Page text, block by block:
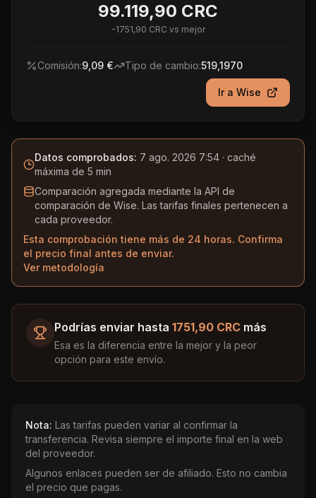
99.119,90 CRC
-1751,90 CRC vs mejor
Comisión:9,09 € Tipo de cambio:519,1970
Ir a Wise
Datos comprobados: 7 ago. 2026 7:54 · caché
máxima de 5 min
Comparación agregada mediante la API de
comparación de Wise. Las tarifas finales pertenecen a
cada proveedor.
Esta comprobación tiene más de 24 horas. Confirma
el precio final antes de enviar.
Ver metodología
Podrías enviar hasta 1751,90 CRC más
Esa es la diferencia entre la mejor y la peor
opción para este envío.
Nota: Las tarifas pueden variar al confirmar la
transferencia. Revisa siempre el importe final en la web
del proveedor.
Algunos enlaces pueden ser de afiliado. Esto no cambia
el precio que pagas.